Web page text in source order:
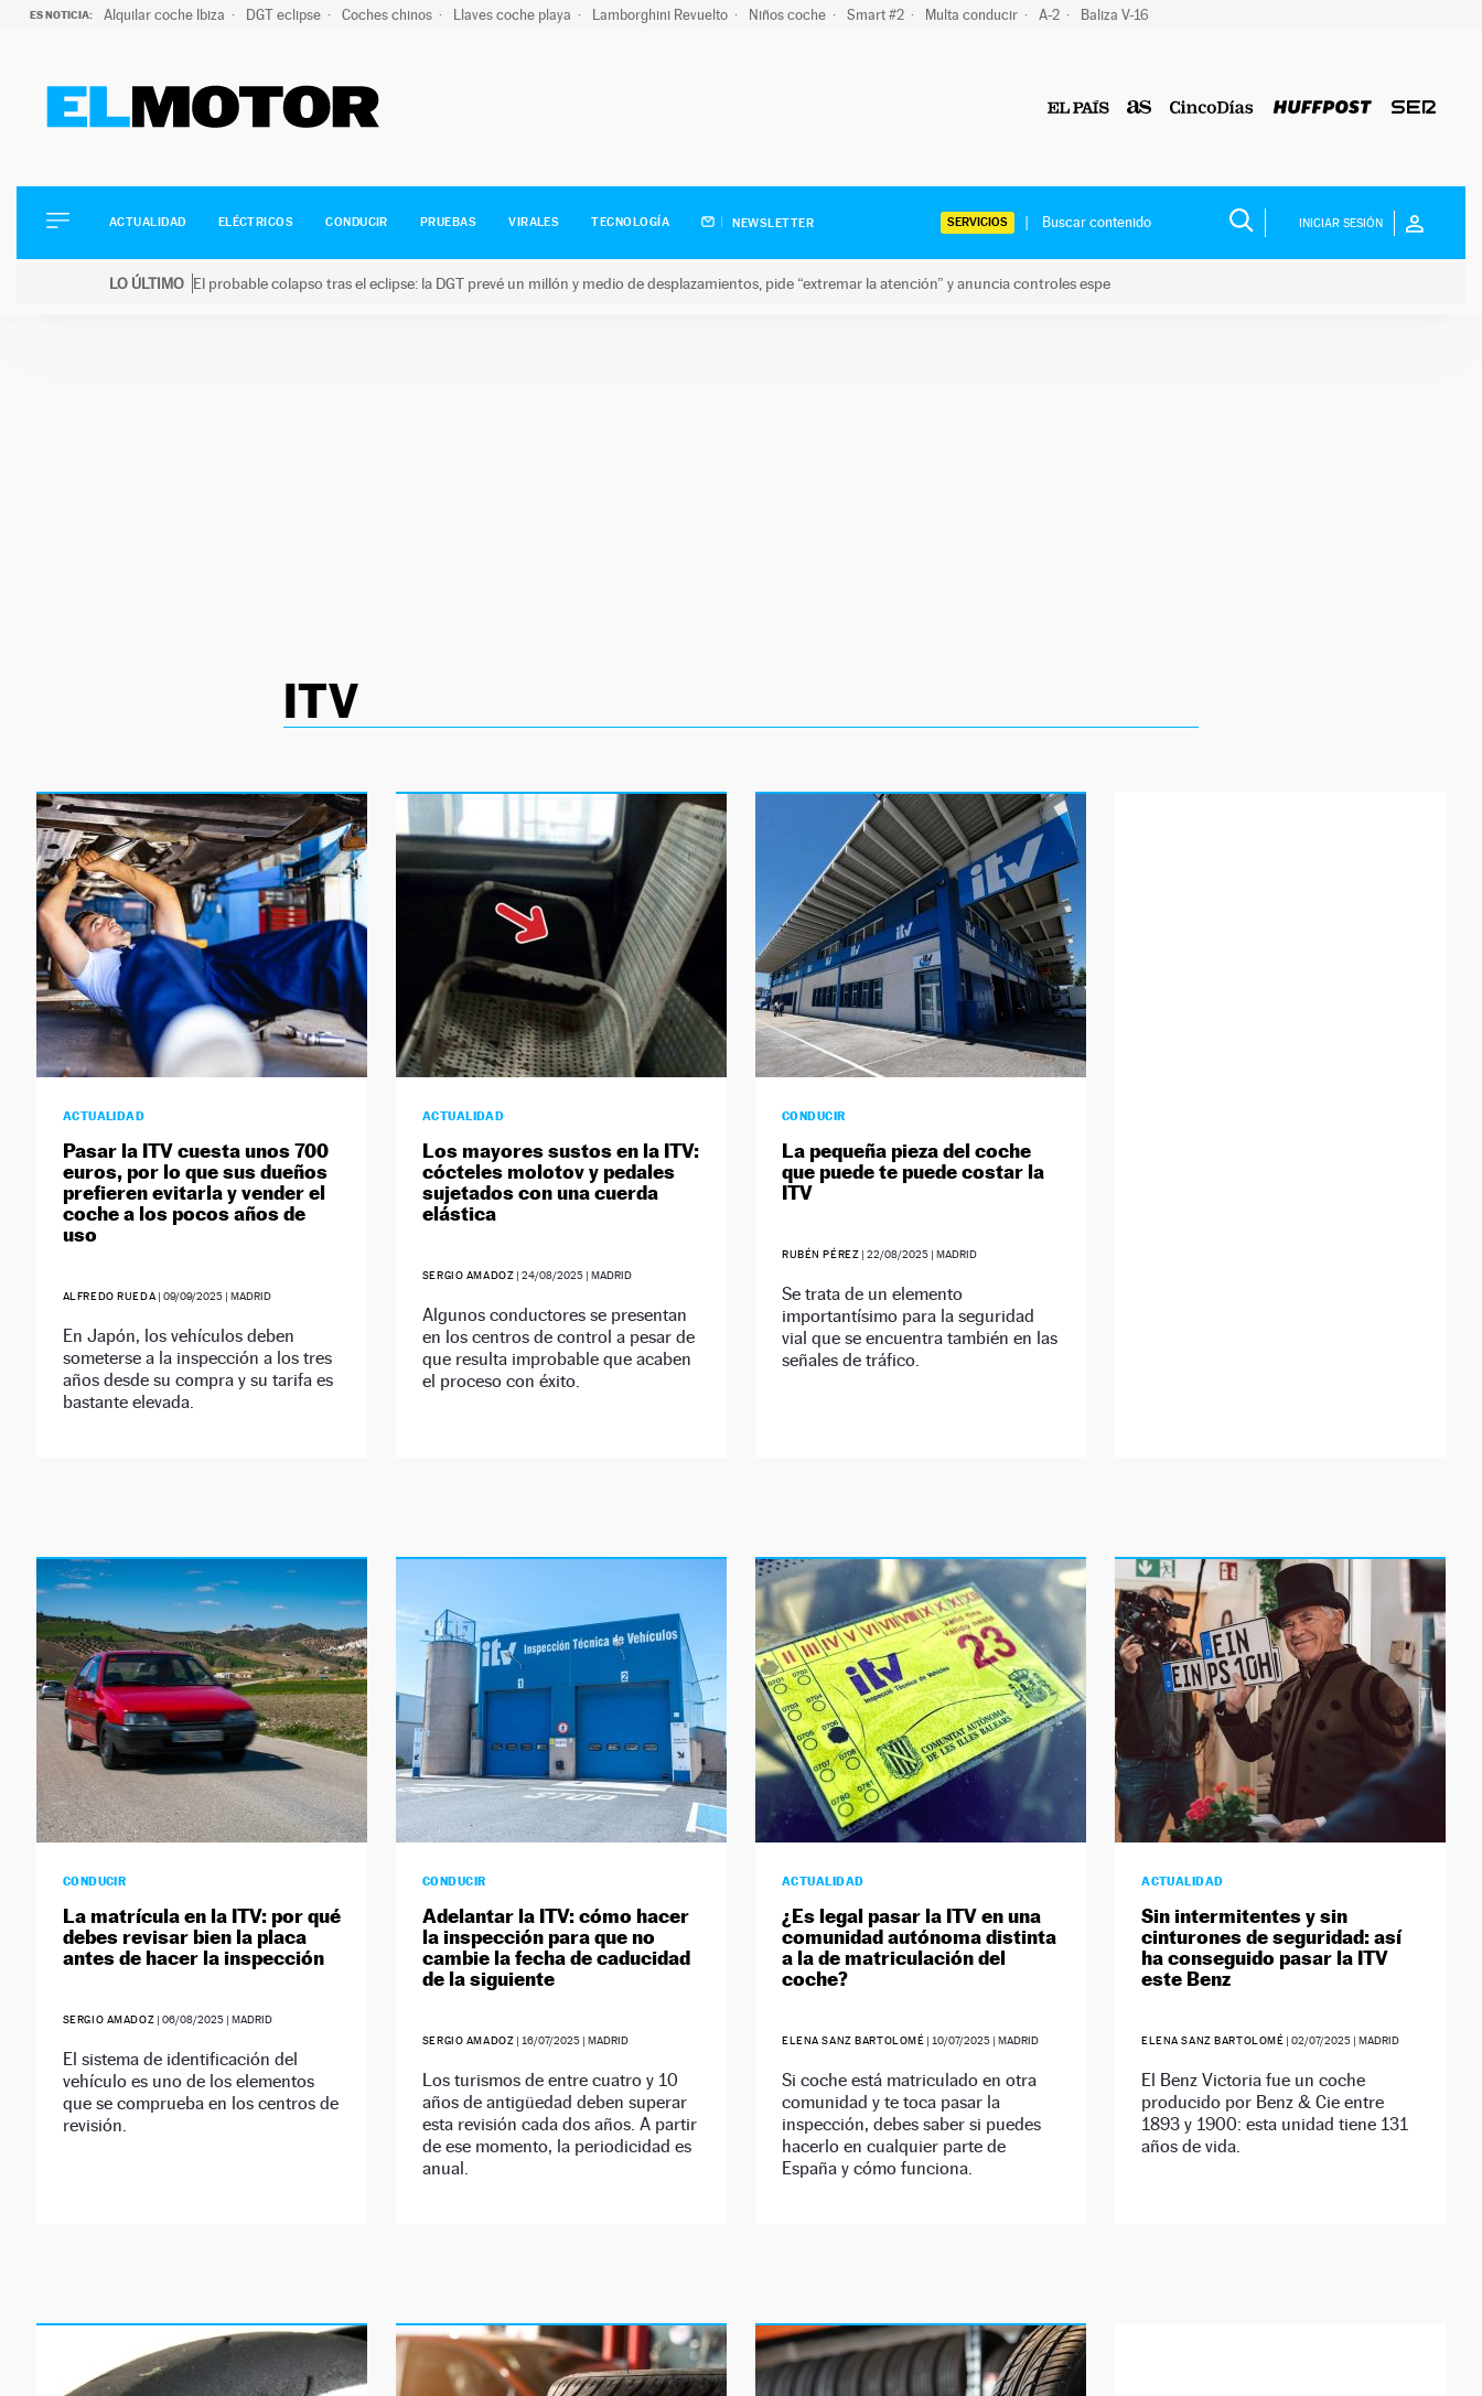
ES NOTICIA: Alquilar coche Ibiza DGT eclipse Coches chinos Llaves coche playa Lamborghini Revuelto Niños coche Smart #2 Multa conducir A-2 Baliza V-16
ELÉCTRICOS
CONDUCIR
ACTUALIDAD ELÉCTRICOS CONDUCIR PRUEBAS VIRALES TECNOLOGÍA NEWSLETTER SERVICIOS INICIAR SESIÓN
LO ÚLTIMO El probable colapso tras el eclipse: la DGT prevé un millón y medio de desplazamientos, pide “extremar la atención” y anuncia controles espe
ITV
ACTUALIDAD
Pasar la ITV cuesta unos 700
euros, por lo que sus dueños
prefieren evitarla y vender el
coche a los pocos años de
uso
ALFREDO RUEDA |09/09/2025 | MADRID
En Japón, los vehículos deben
someterse a la inspección a los tres
años desde su compra y su tarifa es
bastante elevada.
ACTUALIDAD
Los mayores sustos en la ITV:
cócteles molotov y pedales
sujetados con una cuerda
elástica
SERGIO AMADOZ |24/08/2025 | MADRID
Algunos conductores se presentan
en los centros de control a pesar de
que resulta improbable que acaben
el proceso con éxito.
CONDUCIR
La pequeña pieza del coche
que puede te puede costar la
ITV
RUBÉN PÉREZ |22/08/2025 | MADRID
Se trata de un elemento
importantísimo para la seguridad
vial que se encuentra también en las
señales de tráfico.
CONDUCIR
La matrícula en la ITV: por qué
debes revisar bien la placa
antes de hacer la inspección
SERGIO AMADOZ |06/08/2025 | MADRID
El sistema de identificación del
vehículo es uno de los elementos
que se comprueba en los centros de
revisión.
CONDUCIR
Adelantar la ITV: cómo hacer
la inspección para que no
cambie la fecha de caducidad
de la siguiente
SERGIO AMADOZ | 16/07/2025 | MADRID
Los turismos de entre cuatro y 10
años de antigüedad deben superar
esta revisión cada dos años. A partir
de ese momento, la periodicidad es
anual.
ACTUALIDAD
¿Es legal pasar la ITV en una
comunidad autónoma distinta
a la de matriculación del
coche?
ELENA SANZ BARTOLOMÉ | 10/07/2025 | MADRID
Si coche está matriculado en otra
comunidad y te toca pasar la
inspección, debes saber si puedes
hacerlo en cualquier parte de
España y cómo funciona.
ACTUALIDAD
Sin intermitentes y sin
cinturones de seguridad: así
ha conseguido pasar la ITV
este Benz
ELENA SANZ BARTOLOMÉ |02/07/2025 | MADRID
El Benz Victoria fue un coche
producido por Benz & Cie entre
1893 y 1900: esta unidad tiene 131
años de vida.